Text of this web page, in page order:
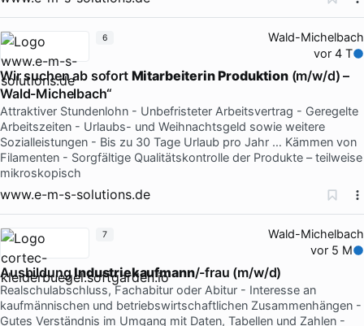
Wald-Michelbach
vor 4 T
Wir suchen ab sofort MitarbeiterinProduktion(m/w/d) –
Wald-Michelbach“
Attraktiver Stundenlohn - Unbefristeter Arbeitsvertrag - Geregelte
Arbeitszeiten - Urlaubs- und Weihnachtsgeld sowie weitere
Sozialleistungen - Bis zu 30 Tage Urlaub pro Jahr … Kämmen von
Filamenten - Sorgfältige Qualitätskontrolle der Produkte – teilweise
mikroskopisch
www.e-m-s-solutions.de
6
Wald-Michelbach
vor 5 M
AusbildungIndustriekaufmann/-frau (m/w/d)
Realschulabschluss, Fachabitur oder Abitur - Interesse an
kaufmännischen und betriebswirtschaftlichen Zusammenhängen -
Gutes Verständnis im Umgang mit Daten, Tabellen und Zahlen -
7